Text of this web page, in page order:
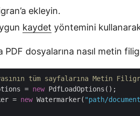
ekleyin.
kaydet yöntemini
PDF dosyalarına nasıl metin
tüm sayfalarına Metin
= new PdfLoadOptions();
= new Watermarker( "path/